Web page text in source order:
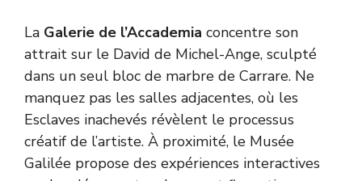
La Galerie de l’Accademia concentre son
attrait sur le David de Michel-Ange, sculpté
dans un seul bloc de marbre de Carrare. Ne
manquez pas les salles adjacentes, où les
Esclaves inachevés révèlent le processus
créatif de l’artiste. À proximité, le Musée
Galilée propose des expériences interactives